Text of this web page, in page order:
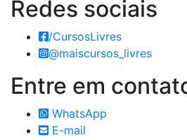
Redes sociais
/CursosLivres
@maiscursos_livres
Entre em
WhatsApp
E-mail